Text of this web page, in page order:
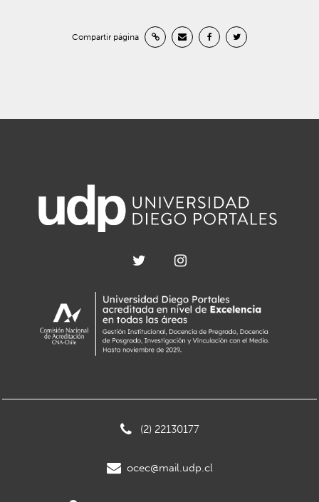
Compartir página
(2) 22130177
ocec@mail.udp.cl